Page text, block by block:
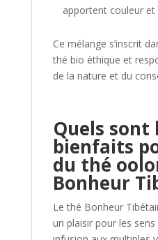
apportent couleur et
Ce mélange s’inscrit
thé bio éthique et
de la nature et du
Quels sont
bienfaits
du thé
Bonheur
Le thé Bonheur
un plaisir pour les sens